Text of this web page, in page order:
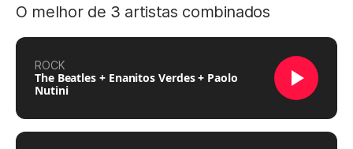
O melhor de 3 artistas combinados
ROCK
The Beatles + Enanitos Verdes + Paolo
Nutini